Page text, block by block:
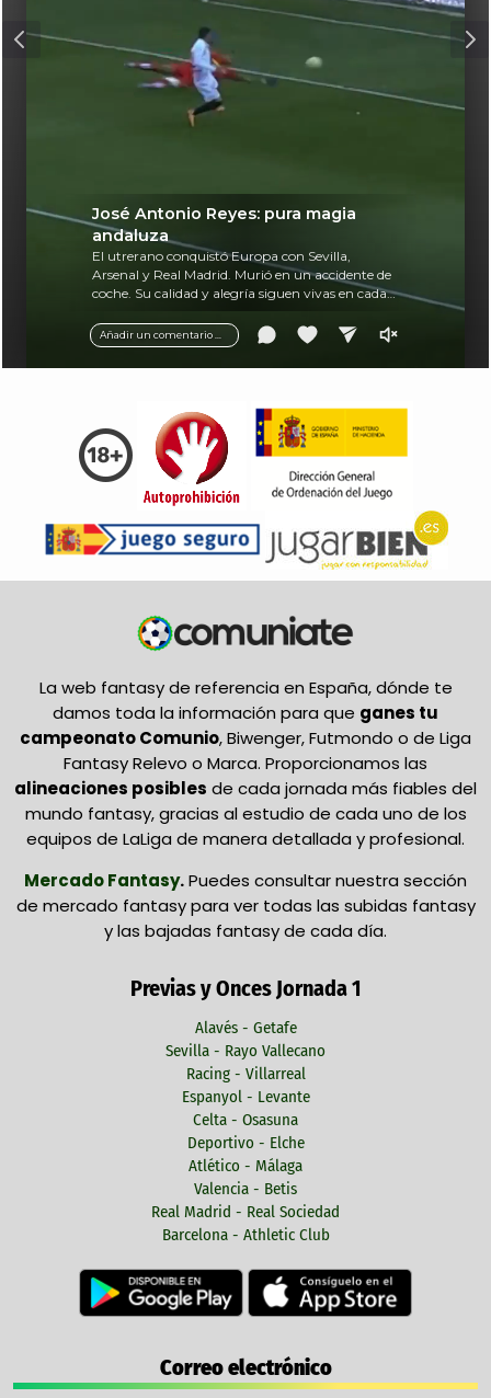
Añadir un comentario ...
José Antonio Reyes: pura magia
andaluza
El utrerano conquistó Europa con Sevilla,
Arsenal y Real Madrid. Murió en un accidente de
coche. Su calidad y alegría siguen vivas en cada
La web fantasy de referencia en España, dónde te
damos toda la información para que ganes tu
campeonato Comunio, Biwenger, Futmondo o de Liga
Fantasy Relevo o Marca. Proporcionamos las
alineaciones posibles de cada jornada más fiables del
mundo fantasy, gracias al estudio de cada uno de los
equipos de LaLiga de manera detallada y profesional.
Mercado Fantasy.Puedes consultar nuestra sección
de mercado fantasy para ver todas las subidas fantasy
y las bajadas fantasy de cada día.
Previas y Onces Jornada 1
Alavés - Getafe
Sevilla - Rayo Vallecano
Racing - Villarreal
Espanyol - Levante
Celta - Osasuna
Deportivo - Elche
Atlético - Málaga
Valencia - Betis
Real Madrid - Real Sociedad
Barcelona - Athletic Club
Correo electrónico